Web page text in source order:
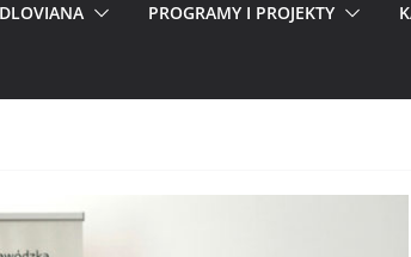
PROGRAMY I PROJEKTY